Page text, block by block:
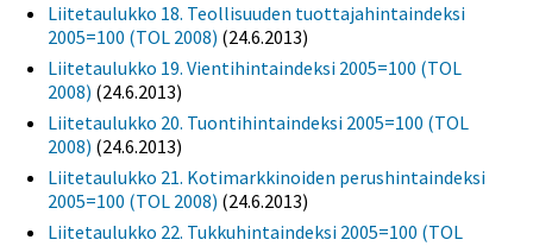
Liitetaulukko 18. Teollisuuden tuottajahintaindeksi
2005=100 (TOL 2008) (24.6.2013)
Liitetaulukko 19. Vientihintaindeksi 2005=100 (TOL
2008) (24.6.2013)
Liitetaulukko 20. Tuontihintaindeksi 2005=100 (TOL
2008) (24.6.2013)
Liitetaulukko 21. Kotimarkkinoiden perushintaindeksi
2005=100 (TOL 2008) (24.6.2013)
Liitetaulukko 22. Tukkuhintaindeksi 2005=100 (TOL